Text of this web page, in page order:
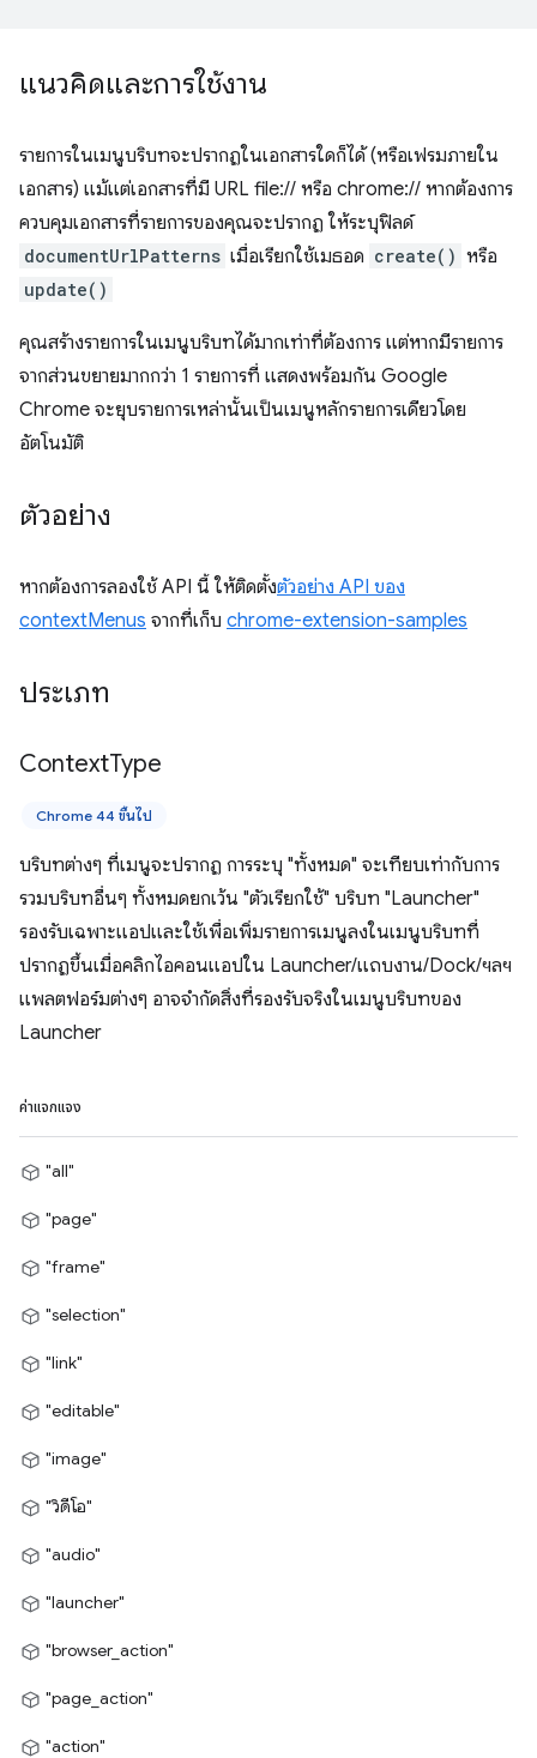
แนวคิดและการใช้งาน
รายการในเมนูบริบทจะปรากฏในเอกสารใดก็ได้ (หรือเฟรมภายใน
เอกสาร) แม้แต่เอกสารที่มี URL file:// หรือ chrome:// หากต้องการ
ควบคุมเอกสารที่รายการของคุณจะปรากฏ ให้ระบุฟิลด์
documentUrlPatterns เมื่อเรียกใช้เมธอด create() หรือ
update()
คุณสร้างรายการในเมนูบริบทได้มากเท่าที่ต้องการ แต่หากมีรายการ
จากส่วนขยายมากกว่า 1 รายการที่ แสดงพร้อมกัน Google
Chrome จะยุบรายการเหล่านั้นเป็นเมนูหลักรายการเดียวโดย
อัตโนมัติ
ตัวอย่าง
หากต้องการลองใช้ API นี้ ให้ติดตั้งตัวอย่าง API ของ
contextMenus จากที่เก็บ chrome-extension-samples
ประเภท
ContextType
Chrome 44 ขึ้นไป
บริบทต่างๆ ที่เมนูจะปรากฏ การระบุ "ทั้งหมด" จะเทียบเท่ากับการ
รวมบริบทอื่นๆ ทั้งหมดยกเว้น "ตัวเรียกใช้" บริบท "Launcher"
รองรับเฉพาะแอปและใช้เพื่อเพิ่มรายการเมนูลงในเมนูบริบทที่
ปรากฏขึ้นเมื่อคลิกไอคอนแอปใน Launcher/แถบงาน/Dock/ฯลฯ
แพลตฟอร์มต่างๆ อาจจำกัดสิ่งที่รองรับจริงในเมนูบริบทของ
Launcher
ค่าแจกแจง
"all"
"page"
"frame"
"selection"
"link"
"editable"
"image"
"วิดีโอ"
"audio"
"launcher"
"browser_action"
"page_action"
"action"